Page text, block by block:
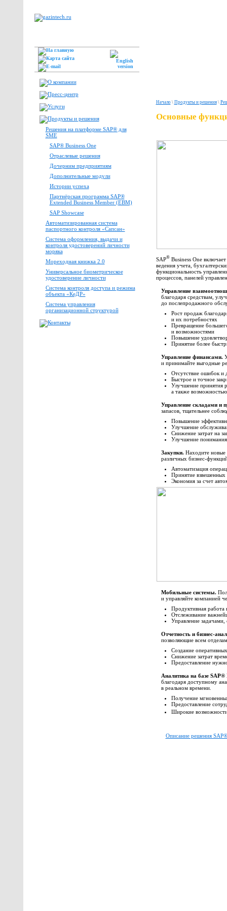
Решения на платформе SAP® для
SME
SAP® Business One
Отраслевые решения
Дочерним предприятиям
Дополнительные модули
Истории успеха
Партнёрская программа SAP®
Extended Business Member (EBM)
SAP Showcase
Автоматизированная система
паспортного контроля «Сапсан»
Система оформления, выдачи и
контроля удостоверений личности
моряка
Мореходная книжка 2.0
Универсальное биометрическое
удостоверение личности
Система контроля доступа и режима
объекта «КеДР»
Система управления
организационной структурой
Начало\ Продукты и решения\
Основные
SAP®Business One
ведения учета,
функциональность
процессов, панелей
Управление
благодаря средствам,
до послепродажного
Рост продаж
и их потребностях
Превращение
и возможностями
Повышение
Принятие более
Управление финансами.
и принимайте выгодные
Отсутствие ошибок и
Быстрое и точное
Улучшение принятия
а также
Управление складами и
запасов, тщательнее
Повышение
Улучшение
Снижение затрат на
Улучшение понимания
Закупки.Находите новые
различных бизнес-
Автоматизация
Принятие взвешенных
Экономия за счет
Мобильные системы.
и управляйте компанией
Продуктивная работа
Отслеживание
Управление
Отчетность и бизнес-
позволяющие всем
Создание
Снижение затрат
Предоставление
Аналитика на базе
благодаря доступному
в реальном времени.
Получение
Предоставление
Широкие
Описание решения